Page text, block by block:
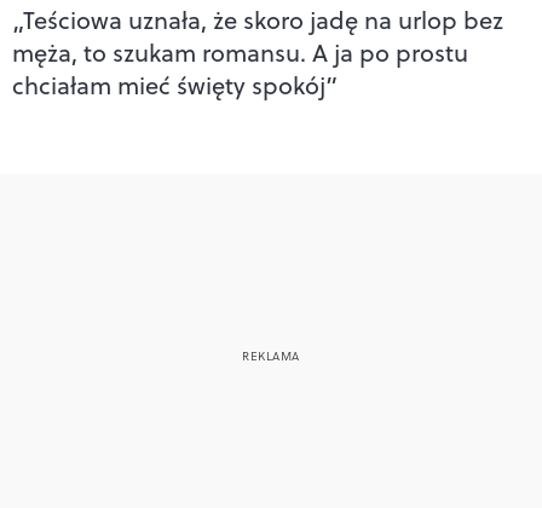
„Teściowa uznała, że skoro jadę na urlop bez
męża, to szukam romansu. A ja po prostu
chciałam mieć święty spokój”